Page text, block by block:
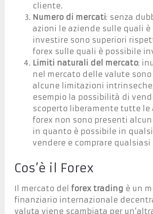
cliente.
Numero di mercati: senza
azioni le aziende sulle quali è
investire sono superiori
forex sulle quali è possibile
Limiti naturali del mercato:
nel mercato delle valute
alcune limitazioni
esempio la possibilità di
scoperto liberamente tutte le
forex non sono presenti
in quanto è possibile in
vendere e comprare qualsiasi
Cos’è il Forex
Il mercato del forex trading è un
finanziario internazionale
valuta viene scambiata per